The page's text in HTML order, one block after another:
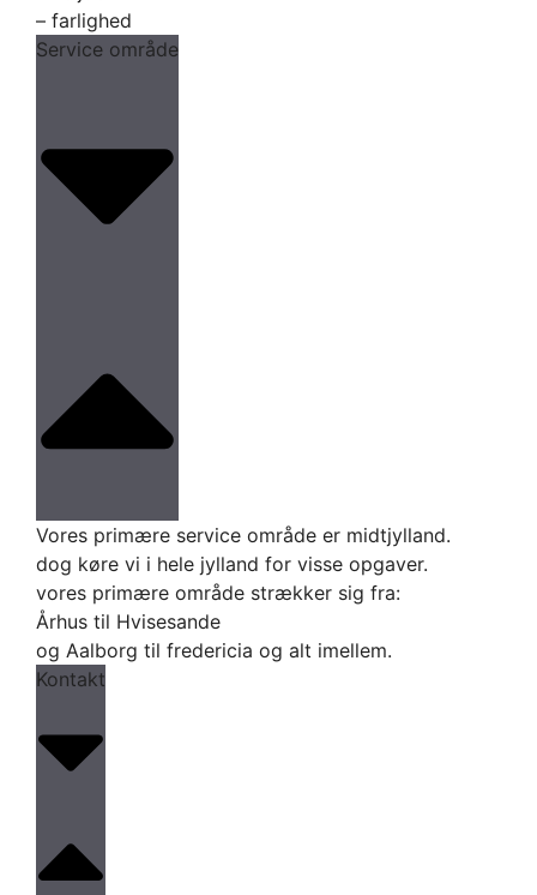
– farlighed
Service område
Vores primære service område er midtjylland.
dog køre vi i hele jylland for visse opgaver.
vores primære område strækker sig fra:
Århus til Hvisesande
og Aalborg til fredericia og alt imellem.
Kontakt